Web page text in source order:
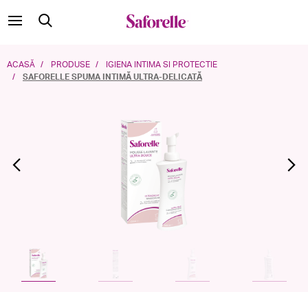
ACASĂ PRODUSE
IGIENA INTIMA SI PROTECTIE
SAFORELLE SPUMA INTIMĂ ULTRA-DELICATĂ